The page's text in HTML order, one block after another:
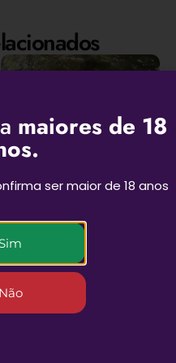
488,90
ADICIONAR AO
CARRINHO
maiores de 18
ser maior de 18 anos
Não
um desconto
mail e receba!